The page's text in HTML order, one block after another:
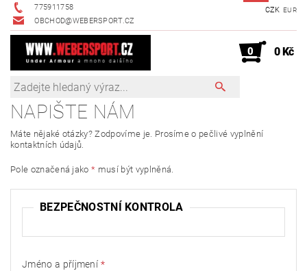
775911758
OBCHOD@WEBERSPORT.CZ
CZK EUR
0 0 Kč
NAPIŠTE NÁM
Máte nějaké otázky? Zodpovíme je. Prosíme o pečlivé vyplnění
kontaktních údajů.
Pole označená jako* musí být vyplněná.
BEZPEČNOSTNÍ KONTROLA
Jméno a příjmení